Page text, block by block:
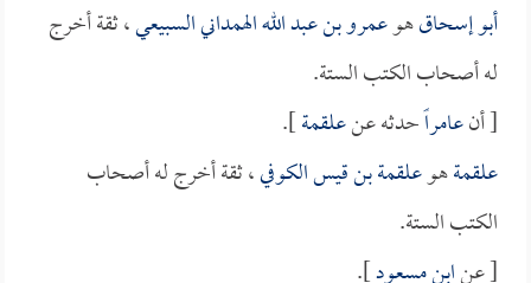
أبو إسحاقهوعمرو بن عبد الله الهمداني السبيعي، ثقة أخرج
له أصحاب الكتب الستة.
[ أنعامراًحدثه عنعلقمة].
علقمةهوعلقمة بن قيس الكوفي، ثقة أخرج له أصحاب
الكتب الستة.